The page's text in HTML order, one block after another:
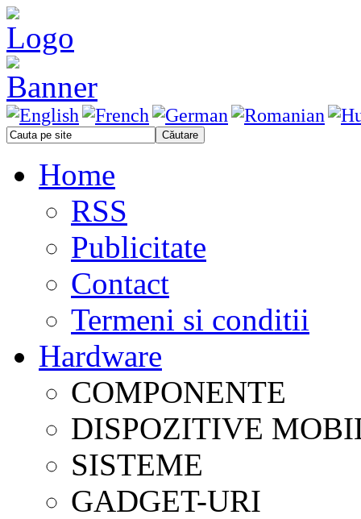
Home
RSS
Publicitate
Contact
Termeni si conditii
Hardware
COMPONENTE
DISPOZITIVE
SISTEME
GADGET-URI